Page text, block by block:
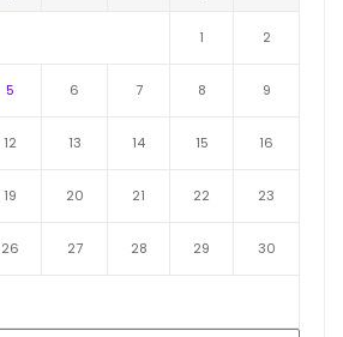
1 2
5 6 7 8 9
12 13 14 15 16
19 20 21 22 23
26 27 28 29 30